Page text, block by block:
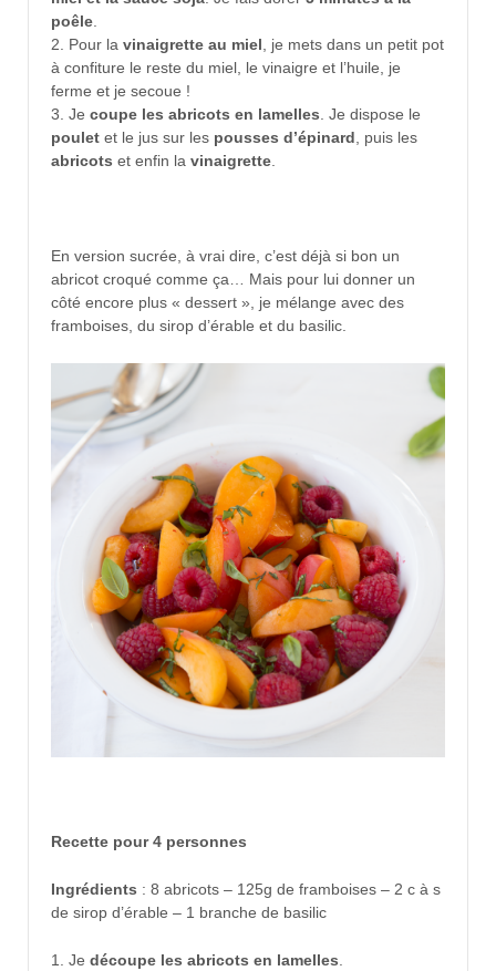
poêle
2. Pour la vinaigrette au miel , je mets dans un petit pot
à confiture le reste du miel, le vinaigre et l’huile, je
ferme et je secoue !
3. Je coupe les abricots en lamelles . Je dispose le
poulet et le jus sur les pousses d’épinard , puis les
abricots et enfin la vinaigrette
En version sucrée, à vrai dire, c’est déjà si bon un
abricot croqué comme ça… Mais pour lui donner un
côté encore plus « dessert », je mélange avec des
framboises, du sirop d’érable et du basilic.
Recette pour 4 personnes
Ingrédients : 8 abricots – 125g de framboises – 2 c à s
de sirop d’érable – 1 branche de basilic
1. Je découpe les abricots en lamelles.